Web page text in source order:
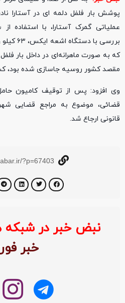
پوشش بار فلفل دلمه ای در آستارا
عملیاتی گمرک آستارا، با استفاده
که به صورت ماهرانه‌ای در داخل بار
مقصد کشور روسیه جاسازی شده
وی افزود: پس از توقیف کامیون
قضائی، موضوع به مراجع قضایی
قانونی ارجاع شد.
?p=67403
نبض خبر در شبکه